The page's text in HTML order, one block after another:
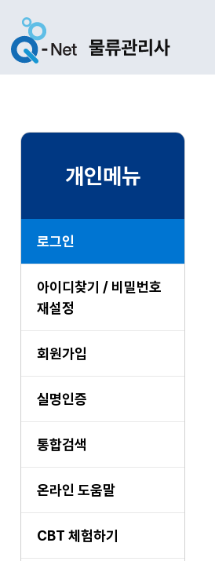
개인메뉴
로그인
아이디찾기 / 비밀번호
재설정
회원가입
실명인증
통합검색
온라인 도움말
CBT 체험하기